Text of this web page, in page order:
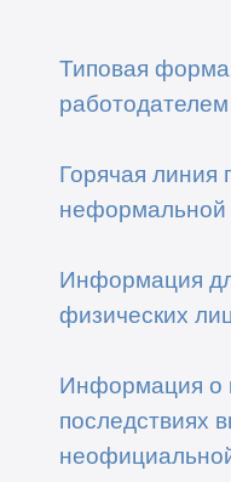
Типовая форма
Горячая линия
неформальной
Информация
физических
Информация о
последствиях